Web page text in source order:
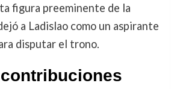
figura preeminente de la
a Ladislao como un aspirante
disputar el trono.